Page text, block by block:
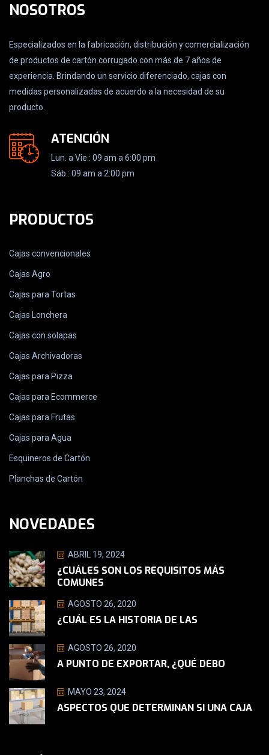
NOSOTROS
Especializados en la fabricación, distribución y comercialización
de productos de cartón corrugado con más de 7 años de
experiencia. Brindando un servicio diferenciado, cajas con
medidas personalizadas de acuerdo a la necesidad de su
producto.
ATENCIÓN
Lun. a Vie.: 09 am a 6:00 pm
Sáb.: 09 am a 2:00 pm
PRODUCTOS
Cajas convencionales
Cajas Agro
Cajas para Tortas
Cajas Lonchera
Cajas con solapas
Cajas Archivadoras
Cajas para Pizza
Cajas para Ecommerce
Cajas para Frutas
Cajas para Agua
Esquineros de Cartón
Planchas de Cartón
NOVEDADES
ABRIL 19, 2024
¿CUÁLES SON LOS REQUISITOS MÁS
COMUNES
AGOSTO 26, 2020
¿CUÁL ES LA HISTORIA DE LAS
AGOSTO 26, 2020
A PUNTO DE EXPORTAR, ¿QUÉ DEBO
MAYO 23, 2024
ASPECTOS QUE DETERMINAN SI UNA CAJA